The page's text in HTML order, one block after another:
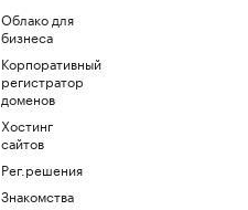
Облако для
бизнеса
Корпоративный
регистратор
доменов
Хостинг
сайтов
Рег.решения
Знакомства